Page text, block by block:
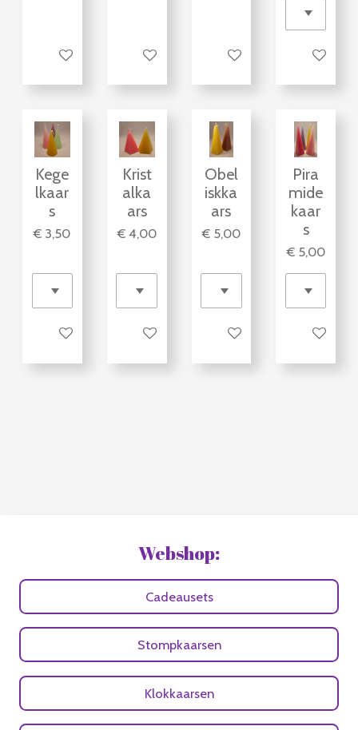
Bekijk details Bekijk details Bekijk details In
Kege
lkaar
s
€ 3,50
Bekijk details
Krist
alka
ars
€ 4,00
Bekijk details
Obel
iskka
ars
€ 5,00
Bekijk details
Pira
mide
kaar
s
€ 5,00
Bekijk
Webshop:
Cadeausets
Stompkaarsen
Klokkaarsen